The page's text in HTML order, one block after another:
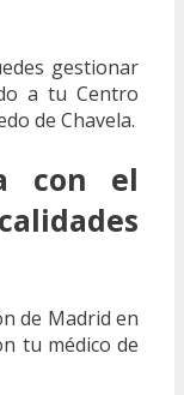
gestionar
a tu Centro
de Chavela.
con el
de Madrid en
tu médico de